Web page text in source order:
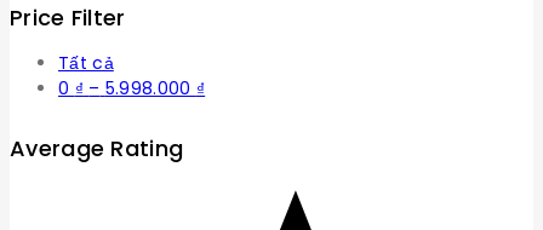
Price Filter
Tất cả
0 ₫ – 5.998.000 ₫
5.998.000 ₫
Average Rating